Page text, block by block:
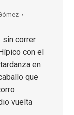
sin correr
con el
en
que
vuelta